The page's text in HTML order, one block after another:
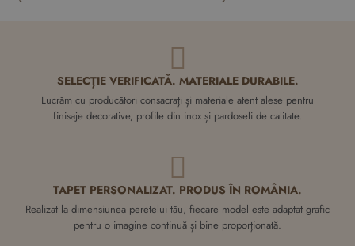
SELECȚIE VERIFICATĂ. MATERIALE DURABILE.
Lucrăm cu producători consacrați și materiale atent alese pentru
finisaje decorative, profile din inox și pardoseli de calitate.
TAPET PERSONALIZAT. PRODUS ÎN ROMÂNIA.
Realizat la dimensiunea peretelui tău, fiecare model este adaptat grafic
pentru o imagine continuă și bine proporționată.